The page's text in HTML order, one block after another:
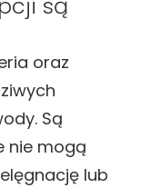
są
oraz
Są
nie mogą
lub